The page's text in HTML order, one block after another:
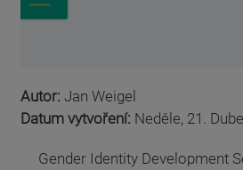
Autor: Jan Weigel
Datum vytvoření: Neděle, 21.
Gender Identity Development